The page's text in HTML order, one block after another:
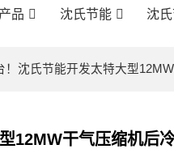
产品 沈氏节能 沈
沈氏节能开发太特大型
12MW干气压缩机后